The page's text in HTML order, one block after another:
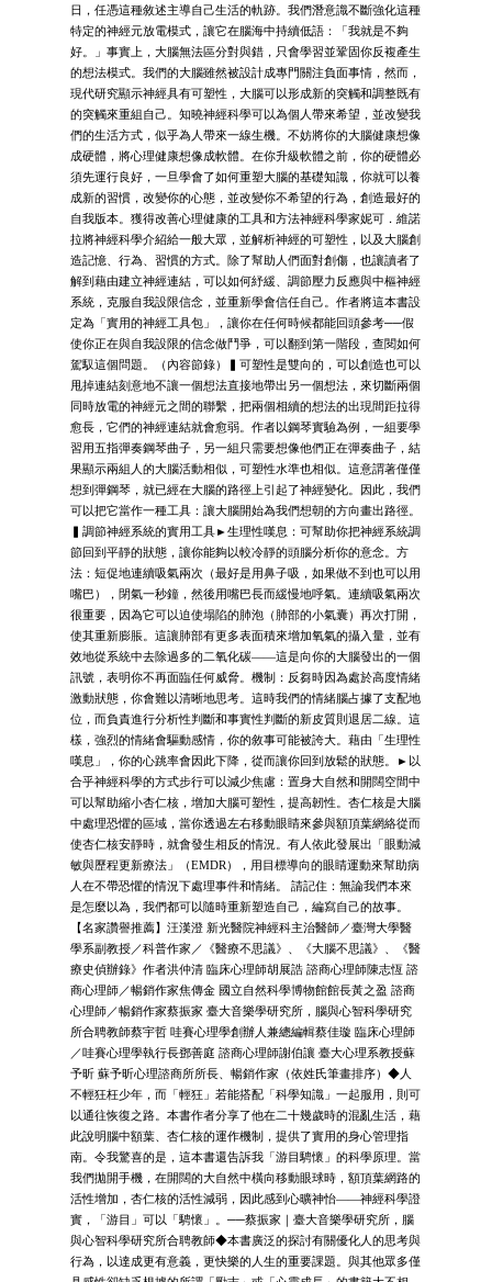
日，任憑這種敘述主導自己生活的軌跡。我們潛意識不斷強化這種
特定的神經元放電模式，讓它在腦海中持續低語：「我就是不夠
好。」事實上，大腦無法區分對與錯，只會學習並鞏固你反複產生
的想法模式。我們的大腦雖然被設計成專門關注負面事情，然而，
現代研究顯示神經具有可塑性，大腦可以形成新的突觸和調整既有
的突觸來重組自己。知曉神經科學可以為個人帶來希望，並改變我
們的生活方式，似乎為人帶來一線生機。不妨將你的大腦健康想像
成硬體，將心理健康想像成軟體。在你升級軟體之前，你的硬體必
須先運行良好，一旦學會了如何重塑大腦的基礎知識，你就可以養
成新的習慣，改變你的心態，並改變你不希望的行為，創造最好的
自我版本。獲得改善心理健康的工具和方法神經科學家妮可．維諾
拉將神經科學介紹給一般大眾，並解析神經的可塑性，以及大腦創
造記憶、行為、習慣的方式。除了幫助人們面對創傷，也讓讀者了
解到藉由建立神經連結，可以如何紓緩、調節壓力反應與中樞神經
系統，克服自我設限信念，並重新學會信任自己。作者將這本書設
定為「實用的神經工具包」，讓你在任何時候都能回頭參考──假
使你正在與自我設限的信念做鬥爭，可以翻到第一階段，查閱如何
駕馭這個問題。（內容節錄）▍可塑性是雙向的，可以創造也可以
甩掉連結刻意地不讓一個想法直接地帶出另一個想法，來切斷兩個
同時放電的神經元之間的聯繫，把兩個相續的想法的出現間距拉得
愈長，它們的神經連結就會愈弱。作者以鋼琴實驗為例，一組要學
習用五指彈奏鋼琴曲子，另一組只需要想像他們正在彈奏曲子，結
果顯示兩組人的大腦活動相似，可塑性水準也相似。這意謂著僅僅
想到彈鋼琴，就已經在大腦的路徑上引起了神經變化。因此，我們
可以把它當作一種工具：讓大腦開始為我們想朝的方向畫出路徑。
▍調節神經系統的實用工具►生理性嘆息：可幫助你把神經系統調
節回到平靜的狀態，讓你能夠以較冷靜的頭腦分析你的意念。方
法：短促地連續吸氣兩次（最好是用鼻子吸，如果做不到也可以用
嘴巴），閉氣一秒鐘，然後用嘴巴長而緩慢地呼氣。連續吸氣兩次
很重要，因為它可以迫使塌陷的肺泡（肺部的小氣囊）再次打開，
使其重新膨脹。這讓肺部有更多表面積來增加氧氣的攝入量，並有
效地從系統中去除過多的二氧化碳——這是向你的大腦發出的一個
訊號，表明你不再面臨任何威脅。機制：反芻時因為處於高度情緒
激動狀態，你會難以清晰地思考。這時我們的情緒腦占據了支配地
位，而負責進行分析性判斷和事實性判斷的新皮質則退居二線。這
樣，強烈的情緒會驅動感情，你的敘事可能被誇大。藉由「生理性
嘆息」，你的心跳率會因此下降，從而讓你回到放鬆的狀態。►以
合乎神經科學的方式步行可以減少焦慮：置身大自然和開闊空間中
可以幫助縮小杏仁核，增加大腦可塑性，提高韌性。杏仁核是大腦
中處理恐懼的區域，當你透過左右移動眼睛來參與額頂葉網絡從而
使杏仁核安靜時，就會發生相反的情況。有人依此發展出「眼動減
敏與歷程更新療法」（EMDR），用目標導向的眼睛運動來幫助病
人在不帶恐懼的情況下處理事件和情緒。 請記住：無論我們本來
是怎麼以為，我們都可以隨時重新塑造自己，編寫自己的故事。
【名家讚譽推薦】汪漢澄 新光醫院神經科主治醫師／臺灣大學醫
學系副教授／科普作家／《醫療不思議》、《大腦不思議》、《醫
療史偵辦錄》作者洪仲清 臨床心理師胡展誥 諮商心理師陳志恆 諮
商心理師／暢銷作家焦傳金 國立自然科學博物館館長黃之盈 諮商
心理師／暢銷作家蔡振家 臺大音樂學研究所，腦與心智科學研究
所合聘教師蔡宇哲 哇賽心理學創辦人兼總編輯蔡佳璇 臨床心理師
／哇賽心理學執行長鄧善庭 諮商心理師謝伯讓 臺大心理系教授蘇
予昕 蘇予昕心理諮商所所長、暢銷作家（依姓氏筆畫排序）◆人
不輕狂枉少年，而「輕狂」若能搭配「科學知識」一起服用，則可
以通往恢復之路。本書作者分享了他在二十幾歲時的混亂生活，藉
此說明腦中額葉、杏仁核的運作機制，提供了實用的身心管理指
南。令我驚喜的是，這本書還告訴我「游目騁懷」的科學原理。當
我們拋開手機，在開闊的大自然中橫向移動眼球時，額頂葉網路的
活性增加，杏仁核的活性減弱，因此感到心曠神怡——神經科學證
實，「游目」可以「騁懷」。──蔡振家｜臺大音樂學研究所，腦
與心智科學研究所合聘教師◆本書廣泛的探討有關優化人的思考與
行為，以達成更有意義，更快樂的人生的重要課題。與其他眾多僅